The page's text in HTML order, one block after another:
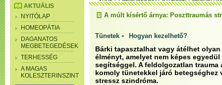
AKTUÁLIS
NYITÓLAP
HOMEOPÁTIA
DAGANATOS
MEGBETEGEDÉSEK
TERHESSÉG
A MAGAS
KOLESZTERINSZINT
A múlt kísértő árnya: Poszttraumás
Tünetek - Hogyan kezelhető?
Bárki tapasztalhat vagy átélhet
élményt, amelyet nem képes
segítséggel. A feldolgozatlan trauma
komoly tünetekkel járó betegséghez
stressz szindróma.